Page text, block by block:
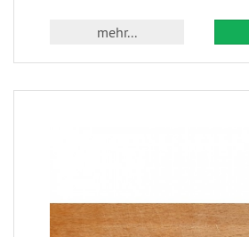
mehr...